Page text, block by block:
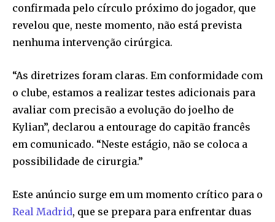
confirmada pelo círculo próximo do jogador, que
revelou que, neste momento, não está prevista
nenhuma intervenção cirúrgica.
“As diretrizes foram claras. Em conformidade com
o clube, estamos a realizar testes adicionais para
avaliar com precisão a evolução do joelho de
Kylian”, declarou a entourage do capitão francês
em comunicado. “Neste estágio, não se coloca a
possibilidade de cirurgia.”
Este anúncio surge em um momento crítico para o
Real Madrid, que se prepara para enfrentar duas